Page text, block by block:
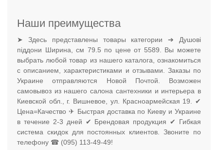
Наши преимущества
➤ Здесь представлены товары категории ➔ Душові
піддони Ширина, см 79.5 по цене от 5589. Вы можете
выбрать любой товар из нашего каталога, ознакомиться
с описанием, характеристиками и отзывами. Заказы по
Украине отправляются Новой Почтой. Возможен
самовывоз из нашего салона сантехники и интерьера в
Киевской обл., г. Вишневое, ул. Красноармейская 19. ✔
Цена=Качество ✈ Быстрая доставка по Киеву и Украине
в течение 2-3 дней ✔ Брендовая продукция ✔ Гибкая
система скидок для постоянных клиентов. Звоните по
телефону ☎ (095) 113-49-49!